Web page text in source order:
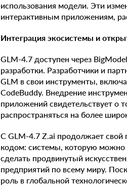
использования модели. Эти
интерактивным приложениям,
Интеграция экосистемы и
GLM-4.7 доступен через
разработки. Разработчики и
GLM в свои инструменты,
CodeBuddy. Внедрение
приложений свидетельствует о
распространяться на более
С GLM-4.7 Z.ai продолжает
кодом: системы, которую можно
сделать продвинутый
предприятий по всему миру.
роль в глобальной